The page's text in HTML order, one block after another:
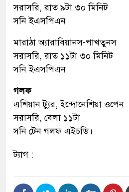
সরাসরি, রাত ৯টা ৩০ মিনিট
সনি ইএসপিএন
মারাঠা অ্যারাবিয়ানস-পাখতুনস
সরাসরি, রাত ১১টা ৩০ মিনিট
সনি ইএসপিএন
গলফ
এশিয়ান ট্যুর, ইন্দোনেশিয়া ওপেন
সরাসরি, বেলা ১১টা
সনি টেন গলফ এইচডি।
ট্যাগ :